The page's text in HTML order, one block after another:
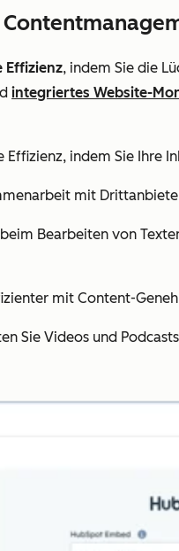
Effizienz, indem Sie die
integriertes Website-
Effizienz, indem Sie Ihre
mit
Bearbeiten von
mit Content-
Sie Videos und